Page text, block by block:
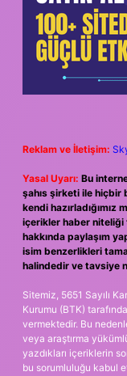
Reklam ve İletişim:
Yasal Uyarı: Bu
şahıs şirketi ile hiçbir
kendi hazırladığımız
içerikler haber niteliği
hakkında paylaşım
isim benzerlikleri
halindedir ve tavsiye
Sitemiz, 5651 Sayılı
Kurumu (BTK)
vermektedir. Bu
veya araştırma
yazdıkları içeriklerin
bu sorumluluğu kabul